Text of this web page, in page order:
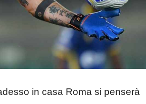
in casa Roma si penserà